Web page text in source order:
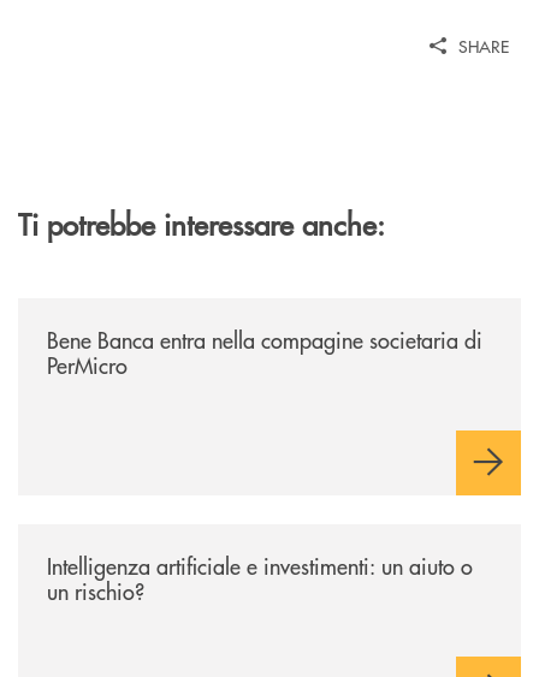
SHARE
Ti potrebbe interessare anche:
Bene Banca entra nella compagine societaria di
PerMicro
Intelligenza artificiale e investimenti: un aiuto o
un rischio?